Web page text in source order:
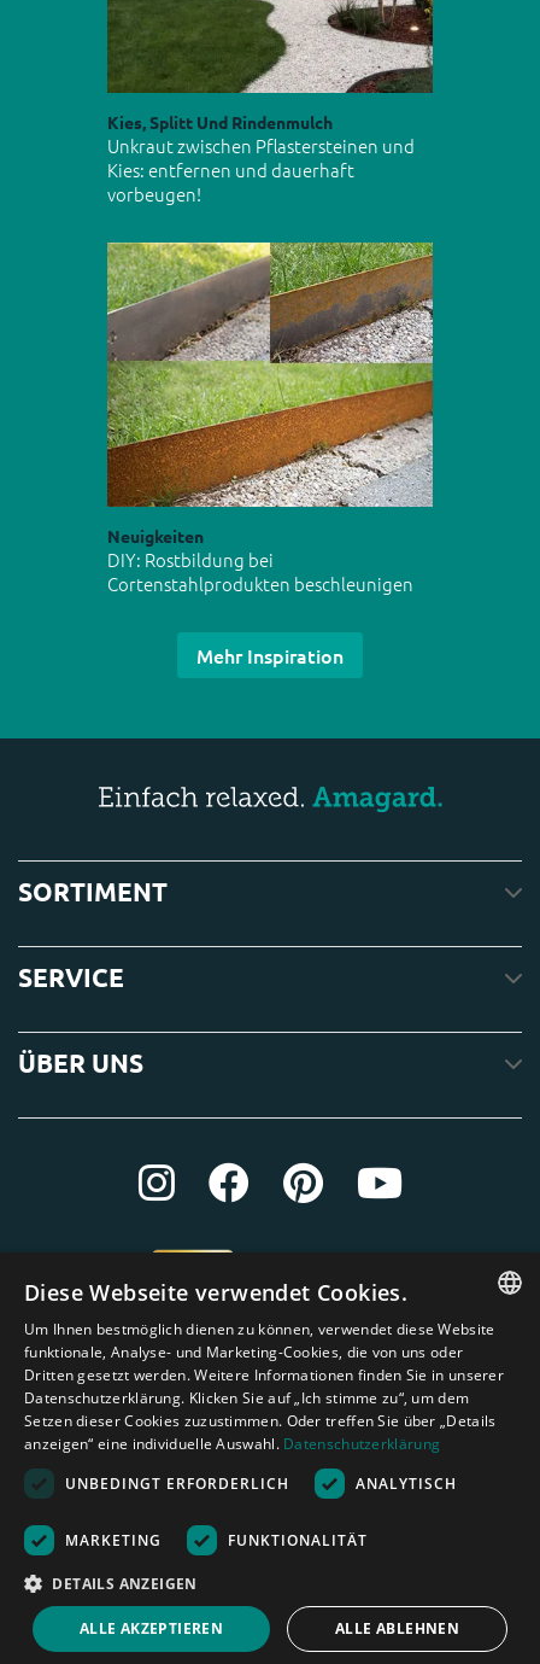
Kies, Splitt Und Rindenmulch
Unkraut zwischen Pflastersteinen und
Kies: entfernen und dauerhaft
vorbeugen!
Neuigkeiten
DIY: Rostbildung bei
Cortenstahlprodukten beschleunigen
Mehr Inspiration
SORTIMENT
SERVICE
ÜBER UNS
Nederland|Deutschland| België|Belgique |España
Kingdom
ENGLISH
DUTCH
GERMAN
Diese Webseite verwendet Cookies.
Um Ihnen bestmöglich dienen zu können, verwendet diese Website
funktionale, Analyse- und Marketing-Cookies, die von uns oder
Dritten gesetzt werden. Weitere Informationen finden Sie in unserer
Datenschutzerklärung. Klicken Sie auf „Ich stimme zu“, um dem
Setzen dieser Cookies zuzustimmen. Oder treffen Sie über „Details
anzeigen“ eine individuelle Auswahl. Datenschutzerklärung
UNBEDINGT ERFORDERLICH
ANALYTISCH
MARKETING FUNKTIONALITÄT
DETAILS ANZEIGEN
ALLE AKZEPTIEREN ALLE ABLEHNEN